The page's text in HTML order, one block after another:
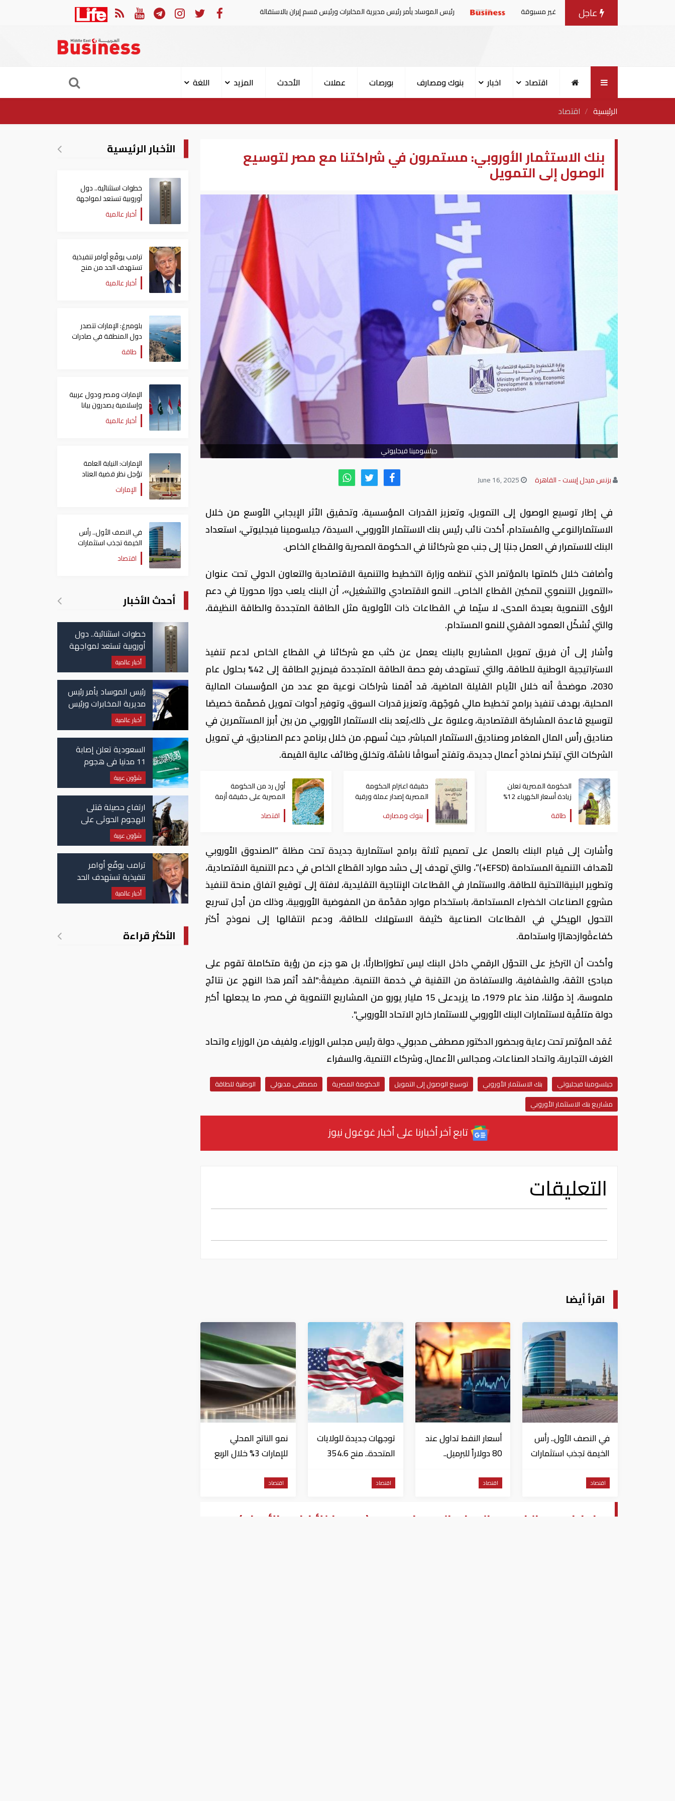
عاجل
لمواجهة موجة حر غير مسبوقة رئيس الموساد يأمر رئيس مديرية المخابرات ورئيس قسم إيران بالاستقالة السعودية تعلن إصابة 11 مدنيا في هجوم حوثي على نجران
اقتصاد اخبار بنوك ومصارف بورصات عملات الأحدث المزيد
اللغة
الرئيسية
اقتصاد
بنك الاستثمار الأوروبي: مستمرون في شراكتنا مع مصر لتوسيع
الوصول إلى التمويل
جيلسومينا فيجليوتي
بزنس ميدل إيست - القاهرة
في إطار توسيع الوصول إلى التمويل، وتعزيز القدرات المؤسسية، وتحقيق الأثر الإيجابي الأوسع من خلال
الاستثمارالنوعي والمُستدام، أكدت نائب رئيس بنك الاستثمار الأوروبي، السيدة/ جيلسومينا فيجليوتي، استعداد
البنك للاستمرار في العمل جنبًا إلى جنب مع شركائنا في الحكومة المصرية والقطاع الخاص.
وأضافت خلال كلمتها بالمؤتمر الذي تنظمه وزارة التخطيط والتنمية الاقتصادية والتعاون الدولي تحت عنوان
«التمويل التنموي لتمكين القطاع الخاص.. النمو الاقتصادي والتشغيل»، أن البنك يلعب دورًا محوريًا في دعم
الرؤى التنموية بعيدة المدى، لا سيّما في القطاعات ذات الأولوية مثل الطاقة المتجددة والطاقة النظيفة،
والتي تُشكّل العمود الفقري للنمو المستدام.
وأشار إلى أن فريق تمويل المشاريع بالبنك يعمل عن كثب مع شركائنا في القطاع الخاص لدعم تنفيذ
الاستراتيجية الوطنية للطاقة، والتي تستهدف رفع حصة الطاقة المتجددة فيمزيج الطاقة إلى 42% بحلول عام
2030، موضحةً أنه خلال الأيام القليلة الماضية، قد أقمنا شراكات نوعية مع عدد من المؤسسات المالية
المحلية، بهدف تنفيذ برامج تخطيط مالي مُوجّهة، وتعزيز قدرات السوق، وتوفير أدوات تمويل مُصمَّمة خصيصًا
لتوسيع قاعدة المشاركة الاقتصادية، وعلاوة على ذلك،يُعد بنك الاستثمار الأوروبي من بين أبرز المستثمرين في
صناديق رأس المال المغامر وصناديق الاستثمار المباشر، حيث نُسهم، من خلال برنامج دعم الصناديق، في تمويل
الشركات التي تبتكر نماذج أعمال جديدة، وتفتح أسواقًا ناشئة، وتخلق وظائف عالية القيمة.
الحكومة المصرية تعلن
زيادة أسعار الكهرباء 12%
طاقة
حقيقة اعتزام الحكومة
المصرية إصدار عملة ورقية
جديدة فئة الـ10 آلاف جنيه
بنوك ومصارف
أول رد من الحكومة
المصرية على حقيقة أزمة
الأسمدة الزراعية للموسم
الصيفي
اقتصاد
وأشارت إلى قيام البنك بالعمل على تصميم ثلاثة برامج استثمارية جديدة تحت مظلة “الصندوق الأوروبي
لأهداف التنمية المستدامة (EFSD+)”، والتي تهدف إلى حشد موارد القطاع الخاص في دعم التنمية الاقتصادية،
وتطوير البنيةالتحتية للطاقة، والاستثمار في القطاعات الإنتاجية التقليدية، لافتة إلى توقيع اتفاق منحة لتنفيذ
مشروع الصناعات الخضراء المستدامة، باستخدام موارد مقدَّمة من المفوضية الأوروبية، وذلك من أجل تسريع
التحول الهيكلي في القطاعات الصناعية كثيفة الاستهلاك للطاقة، ودعم انتقالها إلى نموذج أكثر
كفاءةًوازدهارًا واستدامة.
وأكدت أن التركيز على التحوّل الرقمي داخل البنك ليس تطورًاطارئًا، بل هو جزء من رؤية متكاملة تقوم على
مبادئ الثقة، والشفافية، والاستفادة من التقنية في خدمة التنمية. مضيفةً:"لقد أثمر هذا النهج عن نتائج
ملموسة، إذ موّلنا، منذ عام 1979، ما يزيدعلى 15 مليار يورو من المشاريع التنموية في مصر، ما يجعلها أكبر
دولة متلقّية لاستثمارات البنك الأوروبي للاستثمار خارج الاتحاد الأوروبي".
عُقد المؤتمر تحت رعاية وبحضور الدكتور مصطفى مدبولي، دولة رئيس مجلس الوزراء، ولفيف من الوزراء واتحاد
الغرف التجارية، واتحاد الصناعات، ومجالس الأعمال، وشركاء التنمية، والسفراء
جيلسومينا فيجليوتي بنك الاستثمار الأوروبي توسيع الوصول إلى التمويل الحكومة المصرية مصطفى مدبولي
الوطنية للطاقة
مشاريع بنك الاستثمار الأوروبي
تابع آخر أخبارنا على أخبار غوغول نيوز
التعليقات
اقرأ أيضا
في النصف الأول.. رأس
الخيمة تجذب استثمارات
اقتصاد
أسعار النفط تداول عند
80 دولاراً للبرميل..
الأمريكية
اقتصاد
توجهات جديدة للولايات
المتحدة.. منح 354.6
إلى الأردن
اقتصاد
نمو الناتج المحلي
للإمارات 3% خلال الربع
اقتصاد
عاجل| سعر الذهب والدولار اليوم في مصر (هبوط للأخضر والأصفر)
الأخبار الرئيسية
خطوات استثنائية.. دول
أوروبية تستعد لمواجهة
موجة حر غير مسبوقة
أخبار عالمية
ترامب يوقّع أوامر تنفيذية
تستهدف الحد من منح
الجنسية الأمريكية بالولادة
أخبار عالمية
بلومبرغ: الإمارات تتصدر
دول المنطقة في صادرات
النفط عبر مضيق هرمز
طاقة
الإمارات ومصر ودول عربية
وإسلامية يصدرون بيانا
مشتركا بشأن الانتهاكات
الإسرائيلية في غزة
أخبار عالمية
الإمارات: النيابة العامة
تؤجل نظر قضية العتاد
العسكري للسودان
الإمارات
في النصف الأول.. رأس
الخيمة تجذب استثمارات
تتجاوز 771 مليون درهماقتصاد
أحدث الأخبار
خطوات استثنائية.. دول
أوروبية تستعد لمواجهة
موجة حر غير مسبوقة
أخبار عالمية
رئيس الموساد يأمر رئيس
مديرية المخابرات ورئيس
قسم إيران بالاستقالة
أخبار عالمية
السعودية تعلن إصابة
11 مدنيا في هجوم
حوثي على نجران
شؤون عربية
ارتفاع حصيلة قتلى
الهجوم الحوثي على
قتيلًا وعشرات الجرحى
شؤون عربية
ترامب يوقّع أوامر
تنفيذية تستهدف الحد
من منح الجنسية
الأمريكية بالولادة
أخبار عالمية
الأكثر قراءة